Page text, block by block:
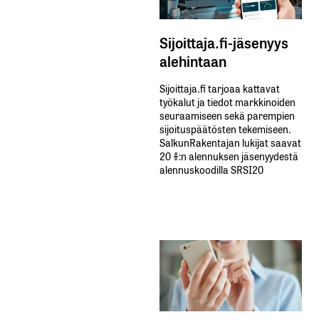
Sijoittaja.fi-jäsenyys
alehintaan
Sijoittaja.fi tarjoaa kattavat
työkalut ja tiedot markkinoiden
seuraamiseen sekä parempien
sijoituspäätösten tekemiseen.
SalkunRakentajan lukijat saavat
20 %:n alennuksen jäsenyydestä
alennuskoodilla SRSI20